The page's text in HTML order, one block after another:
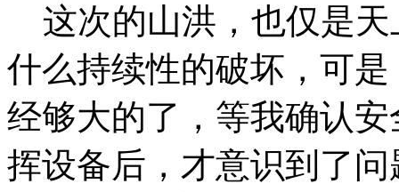
这次的山洪，也仅是天
什么持续性的破坏，可
经够大的了，等我确认
挥设备后，才意识到了